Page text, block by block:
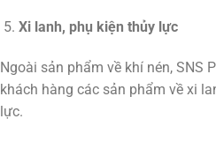
Xi lanh, phụ kiện thủy lực
Ngoài sản phẩm về khí nén, SNS
khách hàng các sản phẩm về xi
lực.